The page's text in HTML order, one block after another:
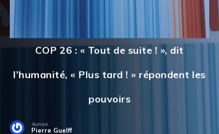
COP 26 : « Tout de suite ! », dit
l’humanité, « Plus tard ! » répondent les
pouvoirs
Autrice
Pierre Guelff